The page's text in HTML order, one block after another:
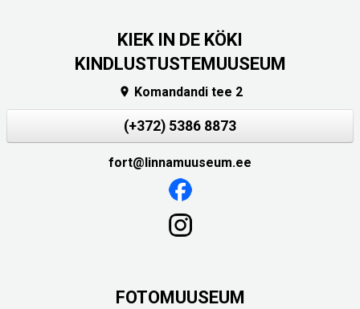
KIEK IN DE KÖKI
KINDLUSTUSTEMUUSEUM
 Komandandi tee 2
(+372) 5386 8873
fort@linnamuuseum.ee
FOTOMUUSEUM